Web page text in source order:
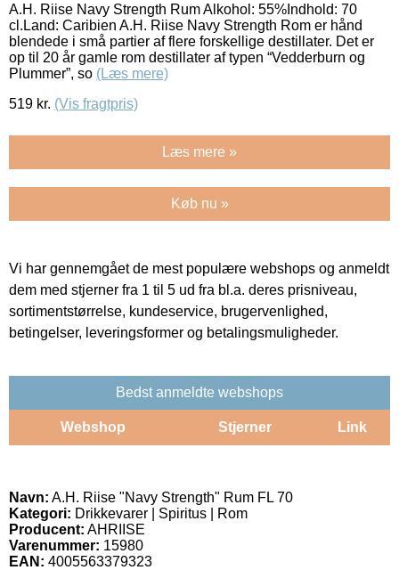
A.H. Riise Navy Strength Rum Alkohol: 55%Indhold: 70
cl.Land: Caribien A.H. Riise Navy Strength Rom er hånd
blendede i små partier af flere forskellige destillater. Det er
op til 20 år gamle rom destillater af typen “Vedderburn og
Plummer”, so (Læs mere)
519 kr. (Vis fragtpris)
Læs mere »
Køb nu »
Vi har gennemgået de mest populære webshops og anmeldt
dem med stjerner fra 1 til 5 ud fra bl.a. deres prisniveau,
sortimentstørrelse, kundeservice, brugervenlighed,
betingelser, leveringsformer og betalingsmuligheder.
Bedst anmeldte webshops
Webshop Stjerner Link
Navn: A.H. Riise "Navy Strength" Rum FL 70
Kategori: Drikkevarer | Spiritus | Rom
Producent: AHRIISE
Varenummer: 15980
EAN: 4005563379323